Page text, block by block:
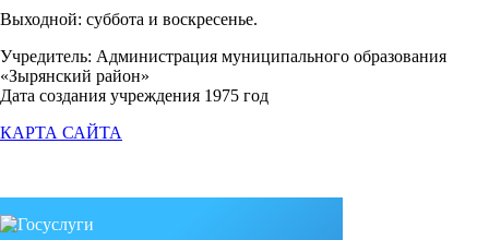
Выходной: суббота и воскресенье.
Учредитель: Администрация муниципального образования
«Зырянский район»
Дата создания учреждения 1975 год
КАРТА САЙТА